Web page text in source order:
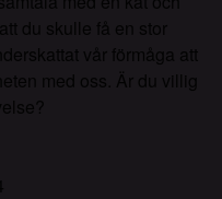
du skulle få en stor
vår förmåga att
med oss. Är du villig